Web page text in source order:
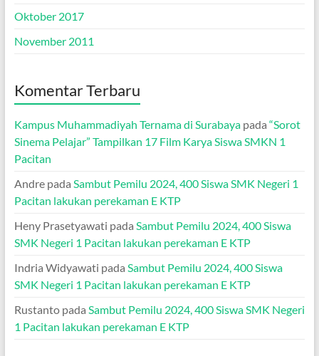
Oktober 2017
November 2011
Komentar Terbaru
Kampus Muhammadiyah Ternama di Surabayapada “Sorot
Sinema Pelajar” Tampilkan 17 Film Karya Siswa SMKN 1
Pacitan
Andrepada Sambut Pemilu 2024, 400 Siswa SMK Negeri 1
Pacitan lakukan perekaman E KTP
Heny Prasetyawati pada Sambut Pemilu 2024, 400 Siswa
SMK Negeri 1 Pacitan lakukan perekaman E KTP
Indria Widyawati pada Sambut Pemilu 2024, 400 Siswa
SMK Negeri 1 Pacitan lakukan perekaman E KTP
Rustantopada Sambut Pemilu 2024, 400 Siswa SMK Negeri
1 Pacitan lakukan perekaman E KTP